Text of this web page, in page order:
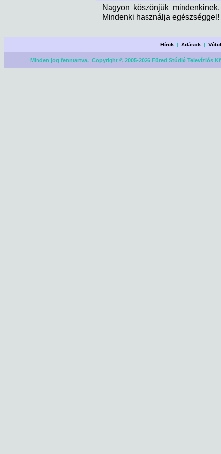
Nagyon köszönjük
Mindenki használja egészséggel!
Hírek |Adások |
Minden jog fenntartva. Copyright © 2005-2026 Füred Stúdió Televíziós